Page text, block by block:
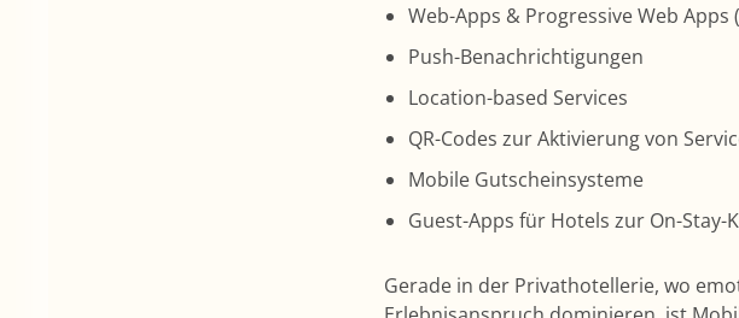
Web-Apps & Progressive Web Apps
Push-Benachrichtigungen
Location-based Services
QR-Codes zur Aktivierung von
Mobile Gutscheinsysteme
Guest-Apps für Hotels zur On-Stay-
Gerade in der Privathotellerie, wo